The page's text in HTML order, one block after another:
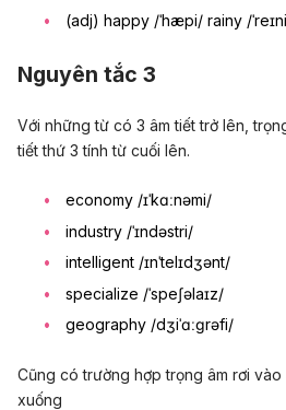
(adj) happy /ˈhæpi/ rainy /
Nguyên tắc 3
Với những từ có 3 âm tiết trở lên,
tiết thứ 3 tính từ cuối lên.
economy /ɪˈkɑːnəmi/
industry /ˈɪndəstri/
intelligent /ɪnˈtelɪdʒənt/
specialize /ˈspeʃəlaɪz/
geography /dʒiˈɑːɡrəfi/
Cũng có trường hợp trọng âm rơi
xuống